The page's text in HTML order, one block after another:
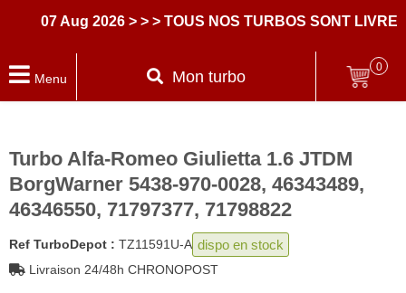
07 Aug 2026 > > > TOUS NOS TURBOS SONT LIVRES
Menu Mon turbo
0
Turbo Alfa-Romeo Giulietta 1.6 JTDM
BorgWarner 5438-970-0028, 46343489,
46346550, 71797377, 71798822
Ref TurboDepot : TZ11591U-A dispo en stock
Livraison 24/48h CHRONOPOST